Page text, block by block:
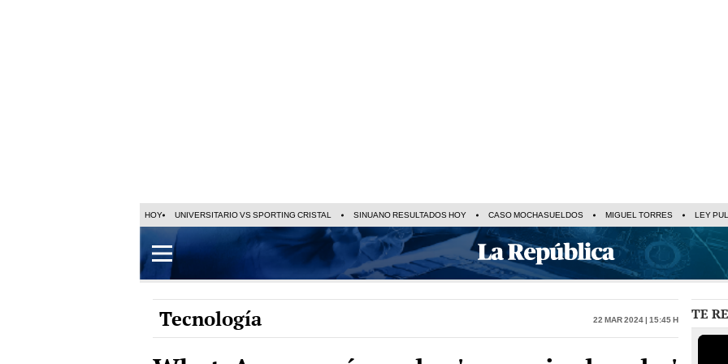
HOY UNIVERSITARIO VS SPORTING CRISTAL SINUANO RESULTADOS HOY CASO MOCHASUELDOS MIGUEL TORRES LEY
Tecnología 22 Mar 2024 | 15:45 h TE